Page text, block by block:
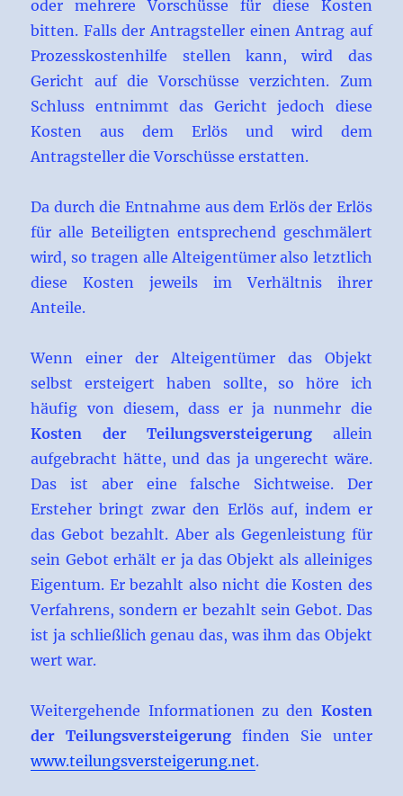
oder mehrere Vorschüsse für diese Kosten
bitten. Falls der Antragsteller einen Antrag auf
Prozesskostenhilfe stellen kann, wird das
Gericht auf die Vorschüsse verzichten. Zum
Schluss entnimmt das Gericht jedoch diese
Kosten aus dem Erlös und wird dem
Antragsteller die Vorschüsse erstatten.
Da durch die Entnahme aus dem Erlös der Erlös
für alle Beteiligten entsprechend geschmälert
wird, so tragen alle Alteigentümer also letztlich
diese Kosten jeweils im Verhältnis ihrer
Anteile.
Wenn einer der Alteigentümer das Objekt
selbst ersteigert haben sollte, so höre ich
häufig von diesem, dass er ja nunmehr die
Kosten der Teilungsversteigerung allein
aufgebracht hätte, und das ja ungerecht wäre.
Das ist aber eine falsche Sichtweise. Der
Ersteher bringt zwar den Erlös auf, indem er
das Gebot bezahlt. Aber als Gegenleistung für
sein Gebot erhält er ja das Objekt als alleiniges
Eigentum. Er bezahlt also nicht die Kosten des
Verfahrens, sondern er bezahlt sein Gebot. Das
ist ja schließlich genau das, was ihm das Objekt
wert war.
Weitergehende Informationen zu den Kosten
der Teilungsversteigerung finden Sie unter
www.teilungsversteigerung.net.